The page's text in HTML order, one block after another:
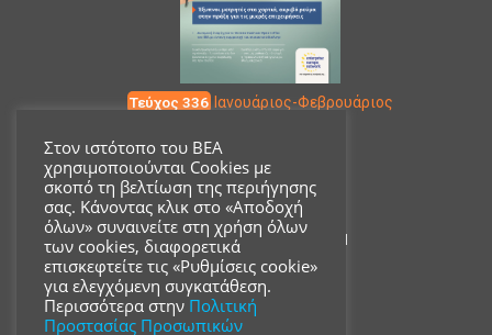
Τεύχος 336 Ιανουάριος-Φεβρουάριος
Επικοινωνία
Ακαδημίας 18, ΤΚ 10671
210 3680700
Στον ιστότοπο του ΒΕΑ
χρησιμοποιούνται Cookies με
σκοπό τη βελτίωση της περιήγησης
σας. Κάνοντας κλικ στο «Αποδοχή
όλων» συναινείτε στη χρήση όλων
των cookies, διαφορετικά
επισκεφτείτε τις «Ρυθμίσεις cookie»
για ελεγχόμενη συγκατάθεση.
Περισσότερα στην Πολιτική
Προστασίας Προσωπικών